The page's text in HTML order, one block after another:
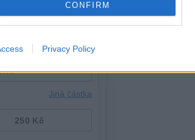
CONFIRM
Privacy Policy